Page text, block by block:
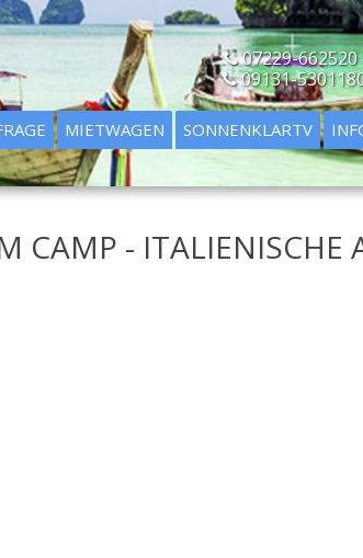
07229-
09131-
MIETWAGEN SONNENKLARTV
CAMP - ITALIENISCHE